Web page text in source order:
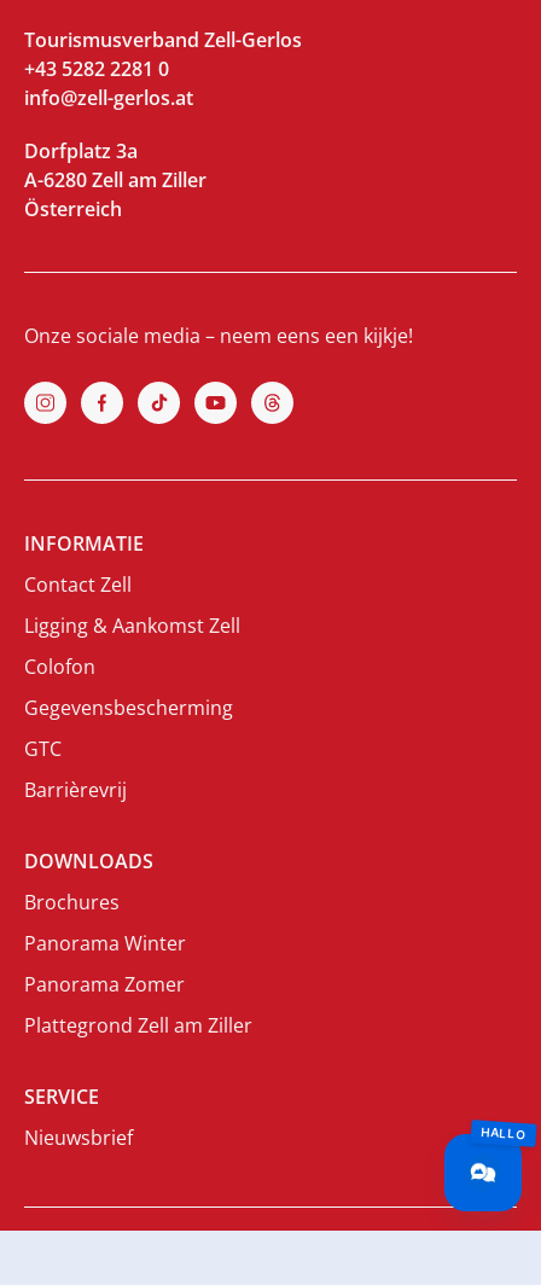
Tourismusverband Zell-Gerlos
+43 5282 2281 0
info@zell-gerlos.at
Dorfplatz 3a
A-6280 Zell am Ziller
Österreich
Onze sociale media – neem eens een kijkje!
INFORMATIE
Contact Zell
Ligging & Aankomst Zell
Colofon
Gegevensbescherming
GTC
Barrièrevrij
DOWNLOADS
Brochures
Panorama Winter
Panorama Zomer
Plattegrond Zell am Ziller
SERVICE
Nieuwsbrief